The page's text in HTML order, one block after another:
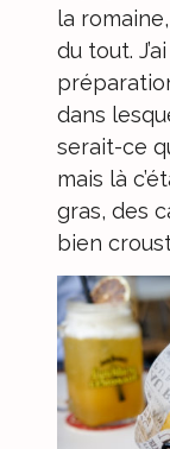
la
du tout.
dans
serait-ce
mais là
gras, des
bien